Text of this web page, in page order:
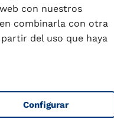
con nuestros
combinarla con otra
del uso que haya
Configurar
a